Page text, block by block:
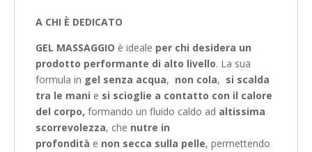
A CHI È DEDICATO
GEL MASSAGGIO è ideale per chi desidera un
prodotto performante di alto livello. La sua
formula in gel senza acqua, non cola, si scalda
tra le mani e si scioglie a contatto con il calore
del corpo, formando un fluido caldo ad altissima
scorrevolezza, che nutre in
profondità e non secca sulla pelle, permettendo